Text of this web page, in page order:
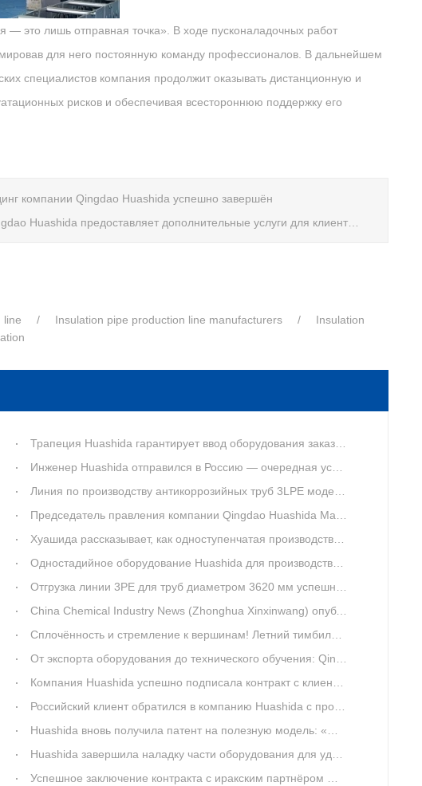
— это лишь отправная точка». В ходе пусконаладочных работ
для него постоянную команду профессионалов. В дальнейшем
специалистов компания продолжит оказывать дистанционную и
рисков и обеспечивая всестороннюю поддержку его
компании Qingdao Huashida успешно завершён
предоставляет дополнительные услуги для клиентов из ЮАР
line Insulation pipe production line manufacturers
Insulation
Трапеция Huashida гарантирует ввод оборудования заказчика в эксплуатацию
Инженер Huashida отправился в Россию — очередная установка для дробеструйной очистки успешно введена в эксплуатацию
Линия по производству антикоррозийных труб 3LPE модели 1620 компании Huashida отправлена в Катар
Председатель правления компании Qingdao Huashida Machinery Co., Ltd. Хуан Баодун вошёл в энциклопедическую статью Baidu Baike
Хуашида рассказывает, как одноступенчатая производственная линия теплоизолированных труб PERT/PEXA устраняет проблему эксцентриситета
Одностадийное оборудование Huashida для производства гибких теплоизолированных труб PERT/PEXA успешно завоевывает российский рынок
Отгрузка линии 3PE для труб диаметром 3620 мм успешно завершена
China Chemical Industry News (Zhonghua Xinxinwang) опубликовал материал: «Huashida: сервис начинается заранее, помогает клиенту запустить производство раньше срока»
Сплочённость и стремление к вершинам! Летний тимбилдинг компании Qingdao Huashida успешно завершён
От экспорта оборудования до технического обучения: Qingdao Huashida предоставляет дополнительные услуги для клиентов из ЮАР
Компания Huashida успешно подписала контракт с клиентом из Тяньцзиня на поставку линии для производства труб в ППУ изоляции модели 1155-2000
Российский клиент обратился в компанию Huashida с просьбой о дополнительном заказе оборудования для производства двустенных гофрированных труб
Huashida вновь получила патент на полезную модель: «Машина для обрезки торцов полиуретановых труб»
Huashida завершила наладку части оборудования для удаления ржавчины на линии 3PE-антикоррозийного покрытия в Южной Африке
Успешное заключение контракта с иракским партнёром — линия ВУС изоляции (3LPE) 1520 мм